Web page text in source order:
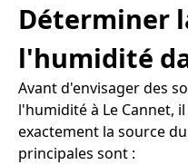
Déterminer
l'humidité
Avant d'envisager des
l'humidité à Le Cannet,
exactement la source
principales sont :